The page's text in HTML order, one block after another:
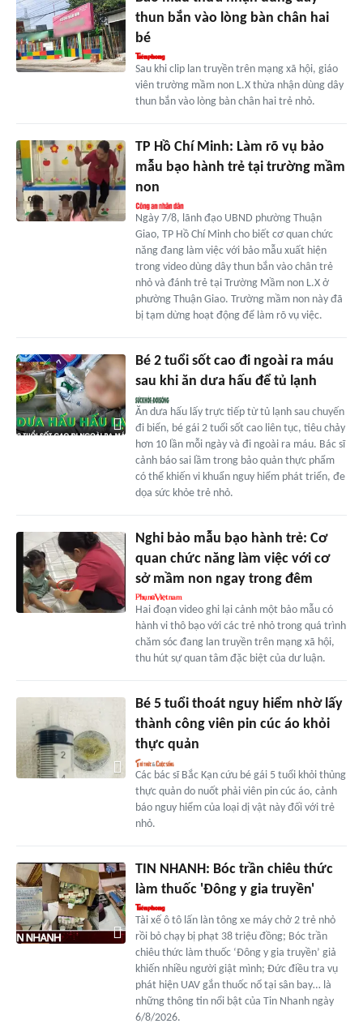
thun bắn vào lòng bàn chân hai
bé
Sau khi clip lan truyền trên mạng xã hội, giáo
viên trường mầm non L.X thừa nhận dùng dây
thun bắn vào lòng bàn chân hai trẻ nhỏ.
TP Hồ Chí Minh: Làm rõ vụ bảo
mẫu bạo hành trẻ tại trường mầm
non
Ngày 7/8, lãnh đạo UBND phường Thuận
Giao, TP Hồ Chí Minh cho biết cơ quan chức
năng đang làm việc với bảo mẫu xuất hiện
trong video dùng dây thun bắn vào chân trẻ
nhỏ và đánh trẻ tại Trường Mầm non L.X ở
phường Thuận Giao. Trường mầm non này đã
bị tạm dừng hoạt động để làm rõ vụ việc.
Bé 2 tuổi sốt cao đi ngoài ra máu
sau khi ăn dưa hấu để tủ lạnh
Ăn dưa hấu lấy trực tiếp từ tủ lạnh sau chuyến
đi biển, bé gái 2 tuổi sốt cao liên tục, tiêu chảy
hơn 10 lần mỗi ngày và đi ngoài ra máu. Bác sĩ
cảnh báo sai lầm trong bảo quản thực phẩm
có thể khiến vi khuẩn nguy hiểm phát triển, đe
dọa sức khỏe trẻ nhỏ.
Nghi bảo mẫu bạo hành trẻ: Cơ
quan chức năng làm việc với cơ
sở mầm non ngay trong đêm
Hai đoạn video ghi lại cảnh một bảo mẫu có
hành vi thô bạo với các trẻ nhỏ trong quá trình
chăm sóc đang lan truyền trên mạng xã hội,
thu hút sự quan tâm đặc biệt của dư luận.
Bé 5 tuổi thoát nguy hiểm nhờ lấy
thành công viên pin cúc áo khỏi
thực quản
Các bác sĩ Bắc Kạn cứu bé gái 5 tuổi khỏi thủng
thực quản do nuốt phải viên pin cúc áo, cảnh
báo nguy hiểm của loại dị vật này đối với trẻ
nhỏ.
TIN NHANH: Bóc trần chiêu thức
làm thuốc 'Đông y gia truyền'
Tài xế ô tô lấn làn tông xe máy chở 2 trẻ nhỏ
rồi bỏ chạy bị phạt 38 triệu đồng; Bóc trần
chiêu thức làm thuốc ‘Đông y gia truyền’ giả
khiến nhiều người giật mình; Đức điều tra vụ
phát hiện UAV gắn thuốc nổ tại sân bay… là
những thông tin nổi bật của Tin Nhanh ngày
6/8/2026.